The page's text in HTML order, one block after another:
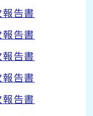
告書
告書
告書
告書
告書